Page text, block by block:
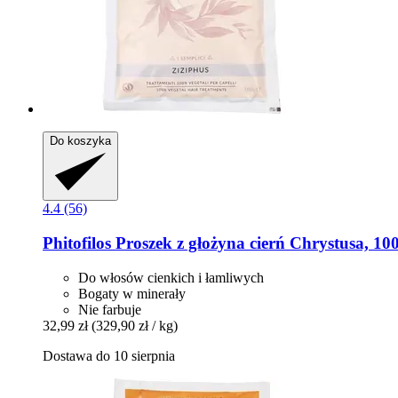
Do koszyka
4.4 (56)
Phitofilos Proszek z głożyna cierń Chrystusa,
Do włosów cienkich i łamliwych
Bogaty w minerały
Nie farbuje
32,99 zł (329,90 zł / kg)
Dostawa do 10 sierpnia